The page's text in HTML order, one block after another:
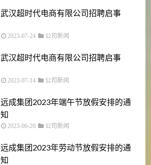
武汉超时代电商有限公司招聘启事
2023-07-24 公司新闻
武汉超时代电商有限公司招聘启事
2023-07-14 公司新闻
远成集团2023年端午节放假安排的通
知
2023-06-20 公司新闻
远成集团2023年劳动节放假安排的通
知